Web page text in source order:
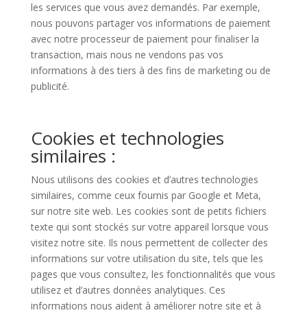
les services que vous avez demandés. Par exemple,
nous pouvons partager vos informations de paiement
avec notre processeur de paiement pour finaliser la
transaction, mais nous ne vendons pas vos
informations à des tiers à des fins de marketing ou de
publicité.
Cookies et technologies
similaires :
Nous utilisons des cookies et d’autres technologies
similaires, comme ceux fournis par Google et Meta,
sur notre site web. Les cookies sont de petits fichiers
texte qui sont stockés sur votre appareil lorsque vous
visitez notre site. Ils nous permettent de collecter des
informations sur votre utilisation du site, tels que les
pages que vous consultez, les fonctionnalités que vous
utilisez et d’autres données analytiques. Ces
informations nous aident à améliorer notre site et à